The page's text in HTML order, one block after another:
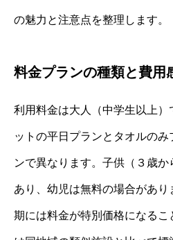
の魅力と注意点を整理します。
料金プランの種類と費用
利用料金は大人（中学生以上
ットの平日プランとタオルの
ンで異なります。子供（３歳
あり、幼児は無料の場合があ
期には料金が特別価格になるこ